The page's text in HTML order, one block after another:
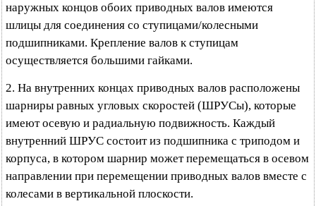
наружных концов обоих приводных валов имеются
шлицы для соединения со ступицами/колесными
подшипниками. Крепление валов к ступицам
осуществляется большими гайками.
2. На внутренних концах приводных валов расположены
шарниры равных угловых скоростей (ШРУСы), которые
имеют осевую и радиальную подвижность. Каждый
внутренний ШРУС состоит из подшипника с триподом и
корпуса, в котором шарнир может перемещаться в осевом
направлении при перемещении приводных валов вместе с
колесами в вертикальной плоскости.